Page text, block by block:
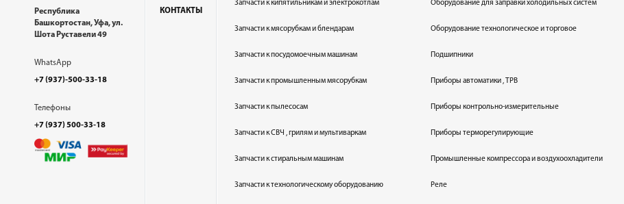
Республика
Башкортостан, Уфа, ул.
Шота Руставели 49
WhatsApp
+7 (937)-500-33-18
Телефоны
+7 (937) 500-33-18
КОНТАКТЫ
Запчасти к кипятильникам и электрокотлам
Запчасти к мясорубкам и блендарам
Запчасти к посудомоечным машинам
Запчасти к промышленным мясорубкам
Запчасти к пылесосам
Запчасти к СВЧ , грилям и мультиваркам
Запчасти к стиральным машинам
Запчасти к технологическому оборудованию
Оборудование для заправки холодильных систем
Оборудование технологическое и торговое
Подшипники
Приборы автоматики , ТРВ
Приборы контрольно-измерительные
Приборы терморегулирующие
Промышленные компрессора и воздухоохладители
Реле